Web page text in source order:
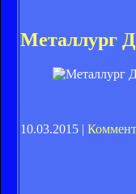
Металлург
10.03.2015 |